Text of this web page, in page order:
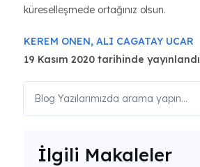
küreselleşmede ortağınız olsun.
KEREM ONEN, ALI CAGATAY UCAR
19 Kasım 2020 tarihinde yayınlandı
İlgili Makaleler